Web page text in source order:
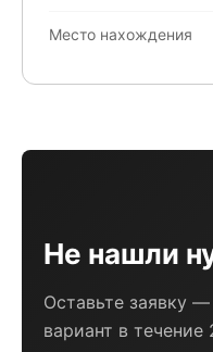
Место нахождения
Не нашли
Оставьте заявку
вариант в